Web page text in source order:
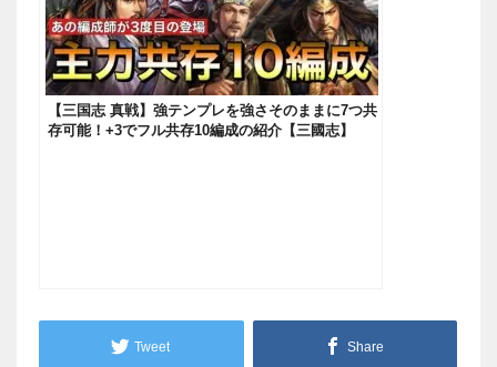
【三国志 真戦】強テンプレを強さそのままに7つ共
存可能！+3でフル共存10編成の紹介【三國志】
Tweet Share